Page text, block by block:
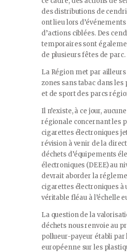
des distributions de
ont lieu lors
d’actions ciblées. Des
temporaires sont
de plusieurs fêtes de parc.
La Région met par
zones sans tabac dans les
et de sport des parcs
Il n’existe, à ce jour,
régionale concernant les
cigarettes électroniques
révision à venir de la
déchets d’équipements
électroniques (DEEE) au
devrait aborder la
cigarettes électroniques à
véritable fléau à l’échelle
La question de la
déchets nous renvoie au
pollueur-payeur établi par
européenne sur les